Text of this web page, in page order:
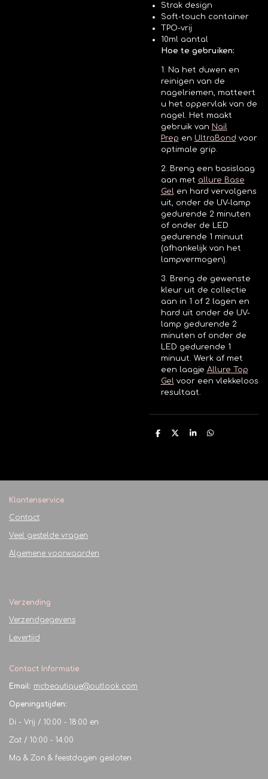
Strak design
Soft-touch container
TPO-vrij
10ml aantal
Hoe te gebruiken:
1. Na het duwen en
reinigen van de
nagelriemen, matteert
u het oppervlak van de
nagel. Het maakt
gebruik van Nail
Prep en UltraBond voor
optimale grip.
2. Breng een basislaag
aan met allure Base
Gel en hard vervolgens
uit, onder de UV-lamp
gedurende 2 minuten
of onder de LED
gedurende 1 minuut
(afhankelijk van het
lampvermogen).
3. Breng de gewenste
kleur uit de collectie
aan in 1 of 2 lagen en
hard uit onder de UV-
lamp gedurende 2
minuten of onder de
LED gedurende 1
minuut. Werk af met
een laagje Allure Top
Gel voor een vlekkeloos
resultaat.
D
D
S
D
Klantenservice
Contact
Veel gestelde vragen
Algemene voorwaarden
Verzending
Verzendgegevens
Levertijd
Contact Informatie
Email: mcbeautique@outlook.com
Openingstijden:
Di - Vrij / 10:00 - 18:00 en
Zat / 10:00 - 14:00
Ma & Zon & feestdagen gesloten